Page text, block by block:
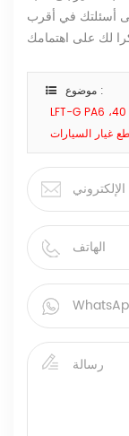
أسئلتك في أقرب
موضوع :
LFT-G PA6 بولي أميد 6، حشو نايلون 6، ألياف زجاجية طويلة 40،
غيار السيارات